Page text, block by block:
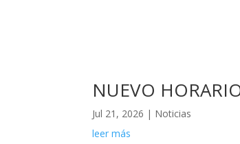
NUEVO
Jul 21, 2026 | Noticias
leer más